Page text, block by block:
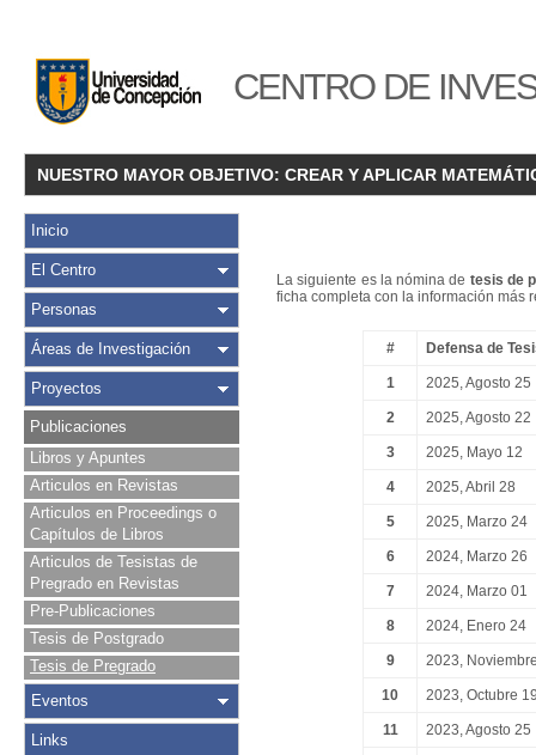
CENTRO DE
NUESTRO MAYOR OBJETIVO: CREAR Y APLICAR
Inicio
El Centro
Personas
Áreas de Investigación
Proyectos
Publicaciones
Libros y Apuntes
Articulos en Revistas
Articulos en Proceedings o
Capítulos de Libros
Articulos de Tesistas de
Pregrado en Revistas
Pre-Publicaciones
Tesis de Postgrado
Tesis de Pregrado
Eventos
Links
La siguiente es la nómina de tesis de
ficha completa con la información más
# Defensa de
1 2025, Agosto 25
2 2025, Agosto 22
3 2025, Mayo 12
4 2025, Abril 28
5 2025, Marzo 24
6 2024, Marzo 26
7 2024, Marzo 01
8 2024, Enero 24
9 2023,
10 2023, Octubre
11 2023, Agosto 25